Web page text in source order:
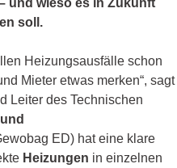
und wieso es in Zukunft
soll.
Heizungsausfälle schon
Mieter etwas merken“, sagt
Leiter des Technischen
ED) hat eine klare
Heizungen in einzelnen